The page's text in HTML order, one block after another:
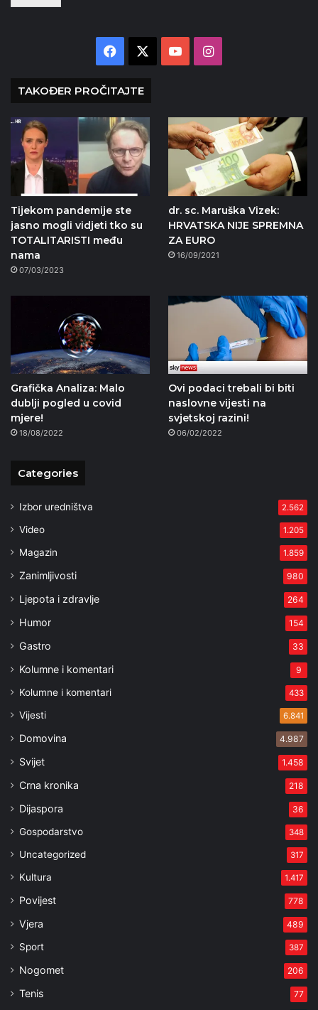
Facebook YouTubeInstagram
TAKOĐER PROČITAJTE
Tijekom pandemije ste
jasno mogli vidjeti tko su
TOTALITARISTI među
nama
07/03/2023
dr. sc. Maruška Vizek:
HRVATSKA NIJE SPREMNA
ZA EURO
16/09/2021
Grafička Analiza: Malo
dublji pogled u covid
mjere!
18/08/2022
Ovi podaci trebali bi biti
naslovne vijesti na
svjetskoj razini!
06/02/2022
Categories
Izbor uredništva 2.562
Video 1.205
Magazin 1.859
Zanimljivosti 980
Ljepota i zdravlje 264
Humor 154
Gastro 33
Kolumne i komentari 9
Kolumne i komentari 433
Vijesti 6.841
Domovina 4.987
Svijet 1.458
Crna kronika 218
Dijaspora 36
Gospodarstvo 348
Uncategorized 317
Kultura 1.417
Povijest 778
Vjera 489
Sport 387
Nogomet 206
Tenis 77